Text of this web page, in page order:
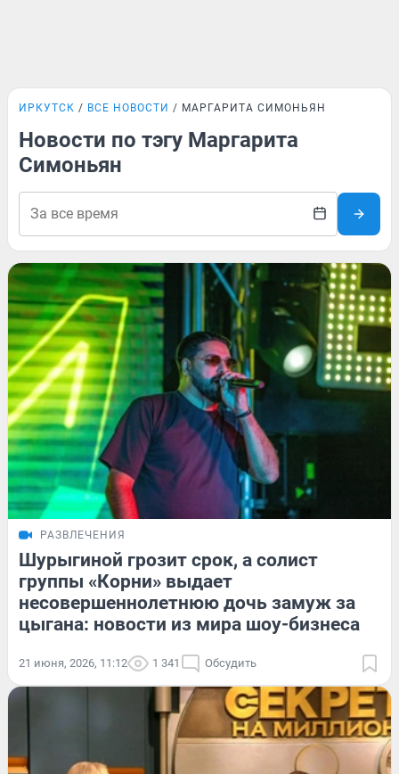
ИРКУТСК ВСЕ НОВОСТИ МАРГАРИТА СИМОНЬЯН
Новости по тэгу Маргарита
Симоньян
РАЗВЛЕЧЕНИЯ
Шурыгиной грозит срок, а солист
группы «Корни» выдает
несовершеннолетнюю дочь замуж за
цыгана: новости из мира шоу-бизнеса
21 июня, 2026, 11:12 1 341 Обсудить